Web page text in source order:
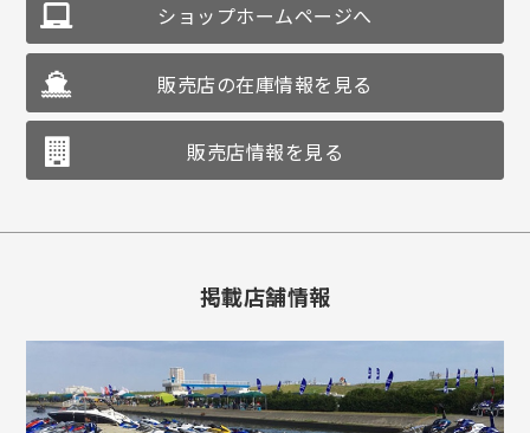
ショップホームページへ
販売店の在庫情報を見る
販売店情報を見る
掲載店舗情報